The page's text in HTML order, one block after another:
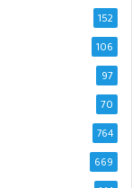
152
106
97
70
764
669